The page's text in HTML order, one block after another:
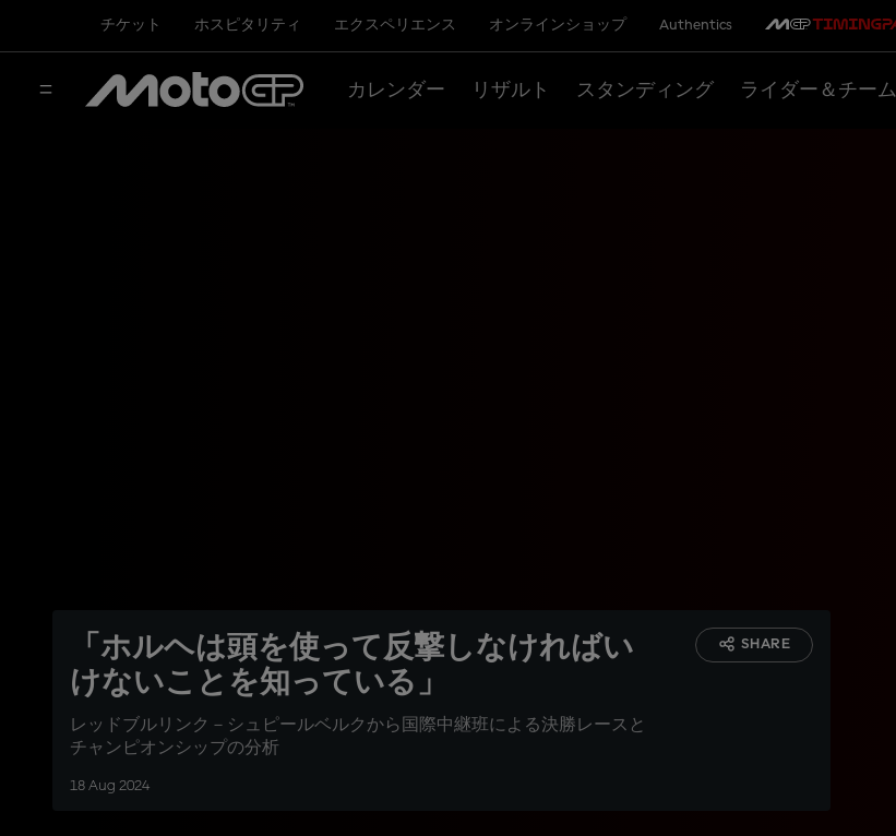
チケット ホスピタリティ エクスペリエンス オンラインショップ Authentics
カレンダー リザルト スタンディング ライダー＆チーム
「ホルヘは頭を使って反撃しなければい
けないことを知っている」
レッドブルリンク－シュピールベルクから国際中継班による決勝レースと
チャンピオンシップの分析
18 Aug 2024
SHARE